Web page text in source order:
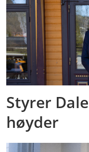
Styrer
høyder